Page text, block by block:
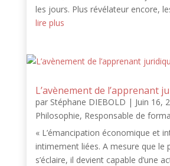
les jours. Plus révélateur encore,
lire plus
L’avènement de l’apprenant
par Stéphane DIEBOLD | Juin 16,
Philosophie, Responsable de
« L’émancipation économique et
intimement liées. A mesure que le
s’éclaire, il devient capable d’une